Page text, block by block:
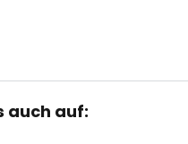
auch auf: